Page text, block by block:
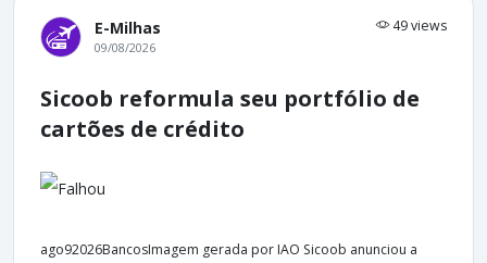
E-Milhas 49 views
09/08/2026
Sicoob reformula seu portfólio de
cartões de crédito
ago92026BancosImagem gerada por IAO Sicoob anunciou a